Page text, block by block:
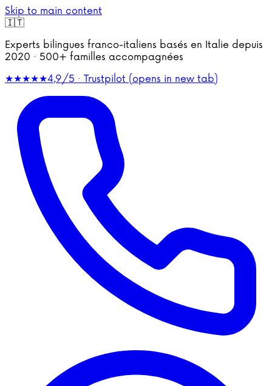
Skip to main content
🇮🇹
Experts bilingues franco-italiens basés en Italie depuis
2020 · 500+ familles accompagnées
★★★★★4,9/5 · Trustpilot (opens in new tab)